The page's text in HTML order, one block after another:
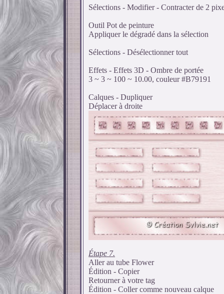
Sélections - Modifier - Contracter de 2
Outil Pot de peinture
Appliquer le dégradé dans la sélection
Sélections - Désélectionner tout
Effets - Effets 3D - Ombre de portée
3 ~ 3 ~ 100 ~ 10.00, couleur #B79191
Calques - Dupliquer
Déplacer à droite
Étape 7.
Aller au tube Flower
Édition - Copier
Retourner à votre tag
Édition - Coller comme nouveau calque